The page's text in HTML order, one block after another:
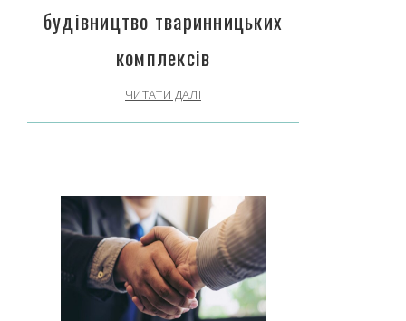
будівництво тваринницьких
комплексів
ЧИТАТИ ДАЛІ